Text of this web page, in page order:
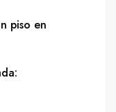
piso en